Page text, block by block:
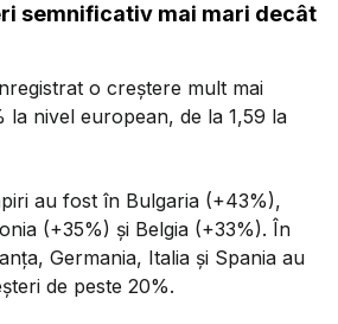
semnificativ mai mari decât
o creștere mult mai
la nivel european, de la 1,59 la
au fost în Bulgaria (+43%),
(+35%) și Belgia (+33%). În
Germania, Italia și Spania au
de peste 20%.